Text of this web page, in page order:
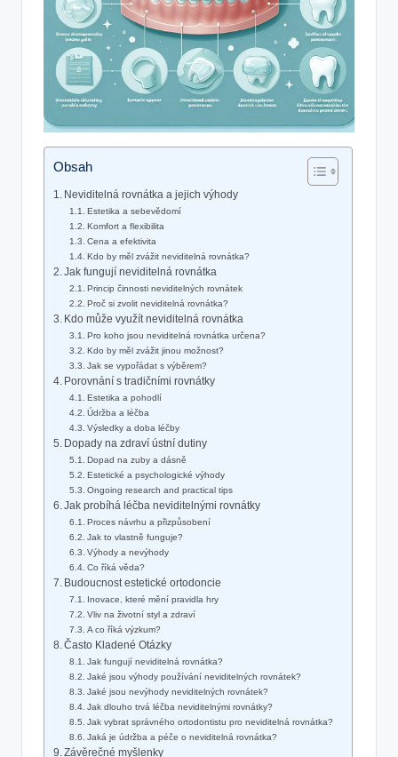
Obsah
Neviditelná rovnátka a jejich výhody
Estetika a sebevědomí
Komfort a flexibilita
Cena a efektivita
Kdo by měl zvážit neviditelná rovnátka?
Jak fungují neviditelná rovnátka
Princip činnosti neviditelných rovnátek
Proč si zvolit neviditelná rovnátka?
Kdo může využít neviditelná rovnátka
Pro koho jsou neviditelná rovnátka určena?
Kdo by měl zvážit jinou možnost?
Jak se vypořádat s výběrem?
Porovnání s tradičními rovnátky
Estetika a pohodlí
Údržba a léčba
Výsledky a doba léčby
Dopady na zdraví ústní dutiny
Dopad na zuby a dásně
Estetické a psychologické výhody
Ongoing research and practical tips
Jak probíhá léčba neviditelnými rovnátky
Proces návrhu a přizpůsobení
Jak to vlastně funguje?
Výhody a nevýhody
Co říká věda?
Budoucnost estetické ortodoncie
Inovace, které mění pravidla hry
Vliv na životní styl a zdraví
A co říká výzkum?
Často Kladené Otázky
Jak fungují neviditelná rovnátka?
Jaké jsou výhody používání neviditelných rovnátek?
Jaké jsou nevýhody neviditelných rovnátek?
Jak dlouho trvá léčba neviditelnými rovnátky?
Jak vybrat správného ortodontistu pro neviditelná rovnátka?
Jaká je údržba a péče o neviditelná rovnátka?
Závěrečné myšlenky